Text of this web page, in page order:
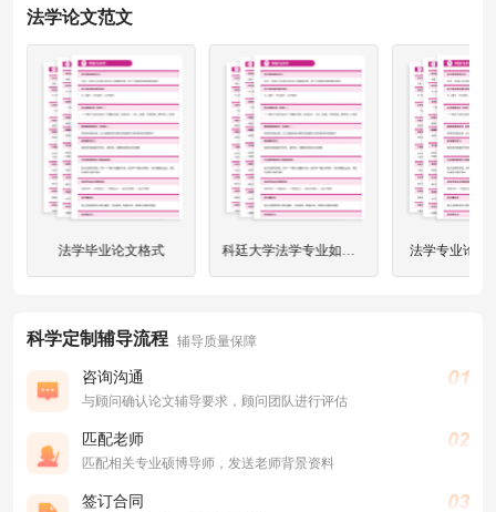
法学论文范文
法学毕业论文格式 科廷大学法学专业如何找论选题？ 法学专业论文
科学定制辅导流程 辅导质量保障
咨询沟通
与顾问确认论文辅导要求，顾问团队进行评估
匹配老师
匹配相关专业硕博导师，发送老师背景资料
签订合同